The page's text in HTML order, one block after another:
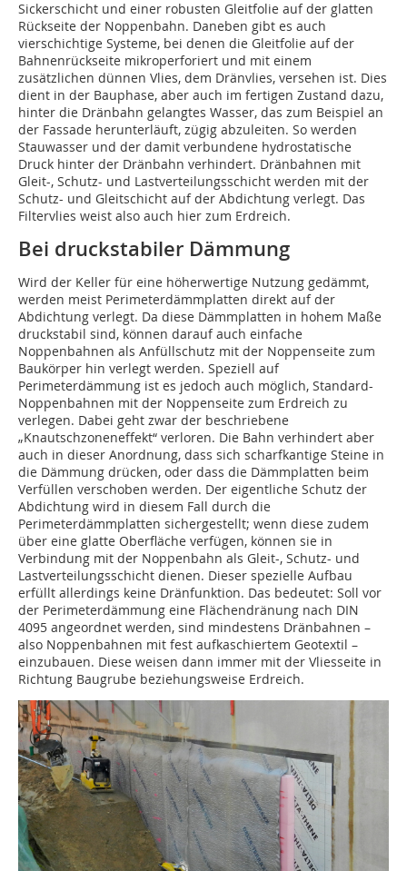
Sickerschicht und einer robusten Gleitfolie auf der glatten
Rückseite der Noppenbahn. Daneben gibt es auch
vierschichtige Systeme, bei denen die Gleitfolie auf der
Bahnenrückseite mikroperforiert und mit einem
zusätzlichen dünnen Vlies, dem Dränvlies, versehen ist. Dies
dient in der Bauphase, aber auch im fertigen Zustand dazu,
hinter die Dränbahn gelangtes Wasser, das zum Beispiel an
der Fassade herunterläuft, zügig abzuleiten. So werden
Stauwasser und der damit verbundene hydrostatische
Druck hinter der Dränbahn verhindert. Dränbahnen mit
Gleit-, Schutz- und Lastverteilungsschicht werden mit der
Schutz- und Gleitschicht auf der Abdichtung verlegt. Das
Filtervlies weist also auch hier zum Erdreich.
Bei druckstabiler Dämmung
Wird der Keller für eine höherwertige Nutzung gedämmt,
werden meist Perimeterdämmplatten direkt auf der
Abdichtung verlegt. Da diese Dämmplatten in hohem Maße
druckstabil sind, können darauf auch einfache
Noppenbahnen als Anfüllschutz mit der Noppenseite zum
Baukörper hin verlegt werden. Speziell auf
Perimeterdämmung ist es jedoch auch möglich, Standard-
Noppenbahnen mit der Noppenseite zum Erdreich zu
verlegen. Dabei geht zwar der beschriebene
„Knautschzoneneffekt“ verloren. Die Bahn verhindert aber
auch in dieser Anordnung, dass sich scharfkantige Steine in
die Dämmung drücken, oder dass die Dämmplatten beim
Verfüllen verschoben werden. Der eigentliche Schutz der
Abdichtung wird in diesem Fall durch die
Perimeterdämmplatten sichergestellt; wenn diese zudem
über eine glatte Oberfläche verfügen, können sie in
Verbindung mit der Noppenbahn als Gleit-, Schutz- und
Lastverteilungsschicht dienen. Dieser spezielle Aufbau
erfüllt allerdings keine Dränfunktion. Das bedeutet: Soll vor
der Perimeterdämmung eine Flächendränung nach DIN
4095 angeordnet werden, sind mindestens Dränbahnen –
also Noppenbahnen mit fest aufkaschiertem Geotextil –
einzubauen. Diese weisen dann immer mit der Vliesseite in
Richtung Baugrube beziehungsweise Erdreich.